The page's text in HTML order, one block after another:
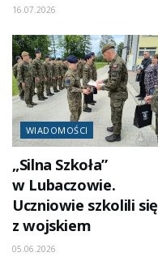
16.07.2026
WIADOMOŚCI
„Silna Szkoła”
w Lubaczowie.
Uczniowie szkolili się
z wojskiem
05.06.2026